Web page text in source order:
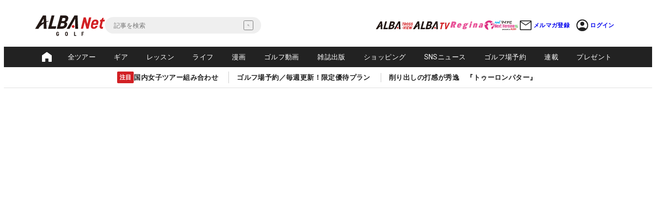
メルマガ登録 ログイン
全ツアー ギア レッスン ライフ 漫画 ゴルフ動画 雑誌出版 ショッピング SNSニュース ゴルフ場予約 連載 プレゼント
注目 国内女子ツアー組み合わせ ゴルフ場予約／毎週更新！限定優待プラン 削り出しの打感が秀逸 『トゥーロンパター』